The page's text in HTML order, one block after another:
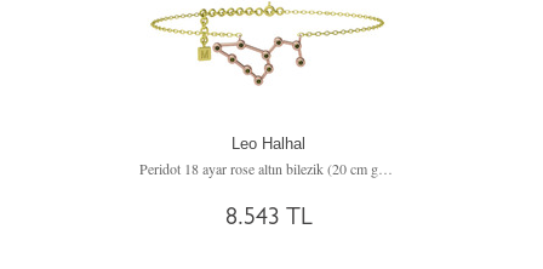
Leo Halhal
Peridot 18 ayar rose altın bilezik (20 cm gümüş rolo zincir)
8.543 TL